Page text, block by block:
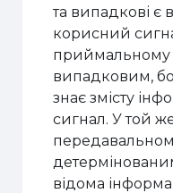
та випадкові є
корисний
приймальному
випадковим,
знає змісту
сигнал. У той
відома